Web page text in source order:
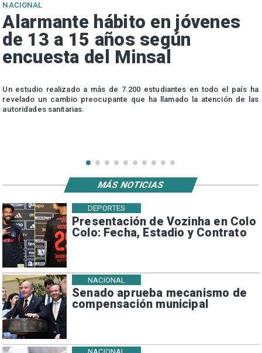
NACIONAL
Alarmante hábito en jóvenes
de 13 a 15 años según
encuesta del Minsal
Un estudio realizado a más de 7.200 estudiantes en todo el país ha
revelado un cambio preocupante que ha llamado la atención de las
autoridades sanitarias.
Presentación de Vozinha en Colo
Colo: Fecha, Estadio y Contrato
DEPORTES
Senado aprueba mecanismo de
compensación municipal
NACIONAL
MÁS NOTICIAS